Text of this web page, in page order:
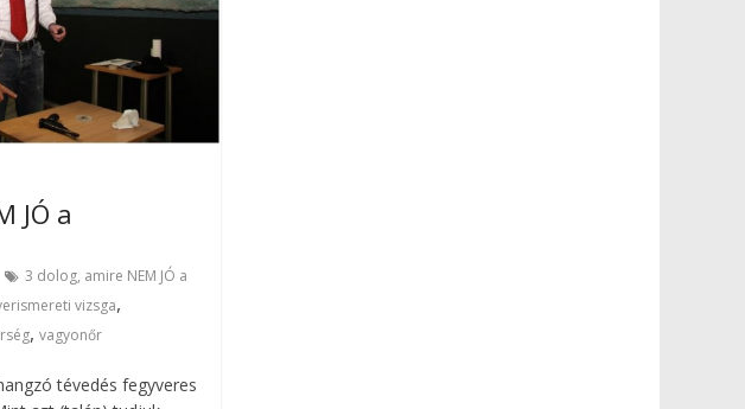
JÓ a
3 dolog, amire NEM JÓ a
vizsga,
,vagyonőr
tévedés fegyveres